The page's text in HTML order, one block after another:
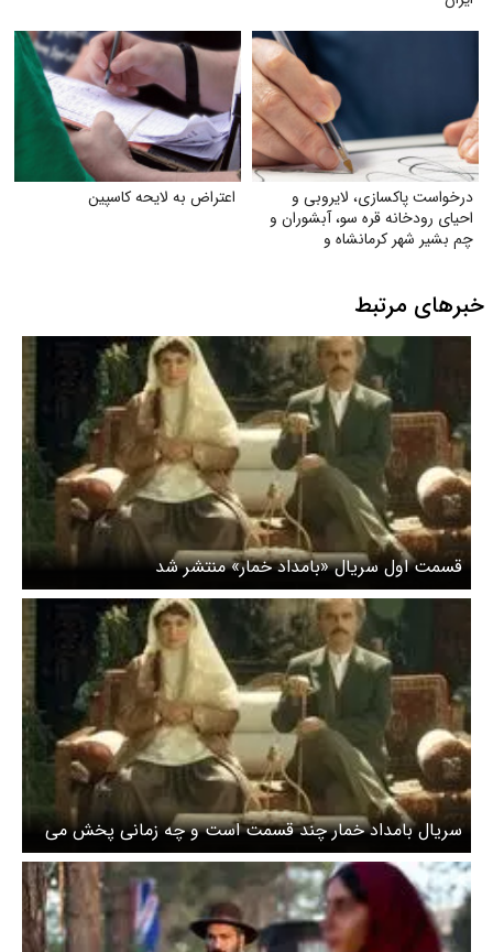
درخواست پاکسازی، لایروبی و
احیای رودخانه قره سو، آبشوران و
چم بشیر شهر کرمانشاه و
اعتراض به لایحه کاسپین
خبرهای مرتبط
قسمت اول سریال «بامداد خمار» منتشر شد
سریال بامداد خمار چند قسمت است و چه زمانی پخش می
شود؟ + خلاصه داستان و اسامی بازیگران